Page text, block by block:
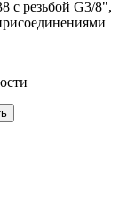
с резьбой G3/8",